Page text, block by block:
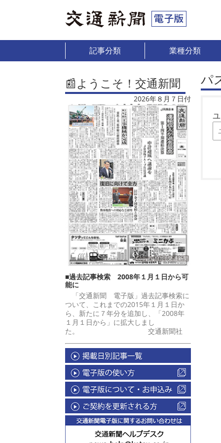
記事分類 業種分類
📰ようこそ！交通新聞
2026年８月７日付
■過去記事検索 2008年１月１日から可
能に
「交通新聞 電子版」過去記事検索に
ついて、これまでの2015年１月１日か
ら、新たに７年分を追加し、「2008年
１月１日から」に拡大しまし
た。 交通新聞社
パ